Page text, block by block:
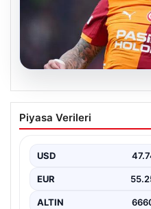
07.08.2026
Mauro Icardi ile
aşk tamamen bitti!
Piyasa Verileri
USD
EUR
ALTIN